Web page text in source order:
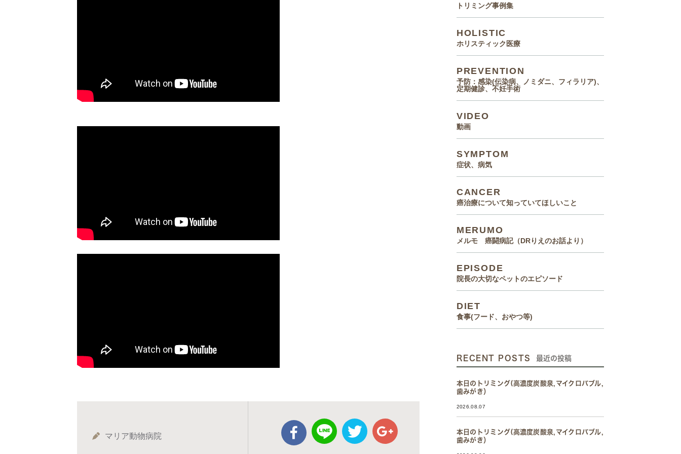
マリア動物病院
トリミング事例集
HOLISTIC
ホリスティック医療
PREVENTION
予防：感染(伝染病、ノミダニ、フィラリア)、
定期健診、不妊手術
VIDEO
動画
SYMPTOM
症状、病気
CANCER
癌治療について知っていてほしいこと
MERUMO
メルモ 癌闘病記（DRりえのお話より）
EPISODE
院長の大切なペットのエピソード
DIET
食事(フード、おやつ等)
RECENT POSTS 最近の投稿
本日のトリミング(高濃度炭酸泉,マイクロバブル,
歯みがき）
2026.08.07
本日のトリミング(高濃度炭酸泉,マイクロバブル,
歯みがき）